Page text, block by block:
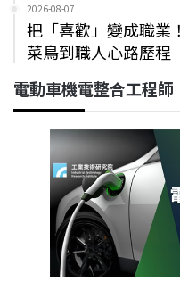
2026-08-07
把「喜歡」變成職業
菜鳥到職人心路歷程
電動車機電整合工程師